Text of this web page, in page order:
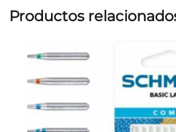
Productos